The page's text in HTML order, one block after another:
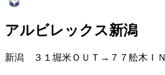
アルビレックス新潟
新潟 ３１堀米ＯＵＴ→７７舩木ＩＮ